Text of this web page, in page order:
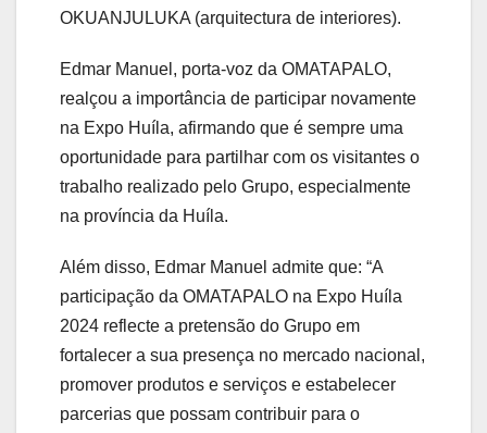
OKUANJULUKA (arquitectura de interiores).
Edmar Manuel, porta-voz da OMATAPALO,
realçou a importância de participar novamente
na Expo Huíla, afirmando que é sempre uma
oportunidade para partilhar com os visitantes o
trabalho realizado pelo Grupo, especialmente
na província da Huíla.
Além disso, Edmar Manuel admite que: “A
participação da OMATAPALO na Expo Huíla
2024 reflecte a pretensão do Grupo em
fortalecer a sua presença no mercado nacional,
promover produtos e serviços e estabelecer
parcerias que possam contribuir para o